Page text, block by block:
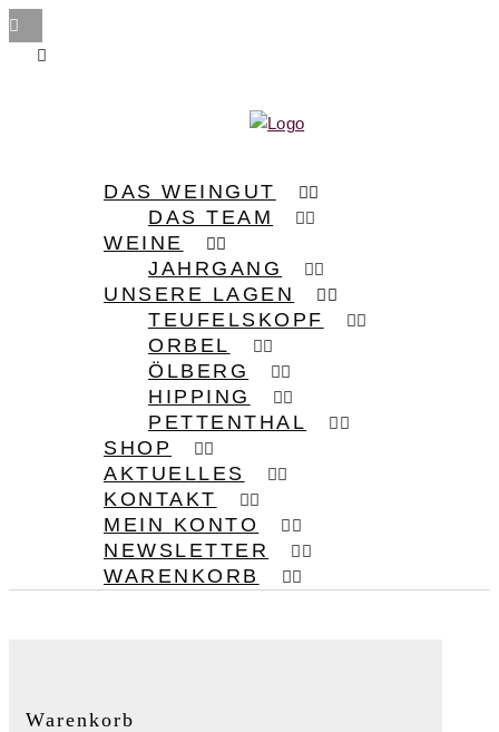
DAS WEINGUT
DAS TEAM
WEINE
JAHRGANG
UNSERE LAGEN
TEUFELSKOPF
ORBEL
ÖLBERG
HIPPING
PETTENTHAL
SHOP
AKTUELLES
KONTAKT
MEIN KONTO
NEWSLETTER
WARENKORB
Warenkorb